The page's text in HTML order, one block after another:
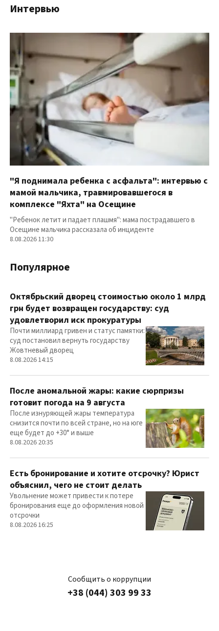
Интервью
"Я поднимала ребенка с асфальта": интервью с
мамой мальчика, травмировавшегося в
комплексе "Яхта" на Осещине
"Ребенок летит и падает плашмя": мама пострадавшего в
Осещине мальчика рассказала об инциденте
8.08.2026 11:30
Популярное
Октябрьский дворец стоимостью около 1 млрд
грн будет возвращен государству: суд
удовлетворил иск прокуратуры
Почти миллиард гривен и статус памятки:
суд постановил вернуть государству
Жовтневый дворец
8.08.2026 14:15
После аномальной жары: какие сюрпризы
готовит погода на 9 августа
После изнуряющей жары температура
снизится почти по всей стране, но на юге
еще будет до +30° и выше
8.08.2026 20:35
Есть бронирование и хотите отсрочку? Юрист
объяснил, чего не стоит делать
Увольнение может привести к потере
бронирования еще до оформления новой
отсрочки
8.08.2026 16:25
Сообщить о коррупции
+38 (044) 303 99 33